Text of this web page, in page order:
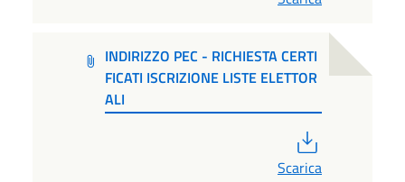
INDIRIZZO PEC - RICHIESTA CERTI
FICATI ISCRIZIONE LISTE ELETTOR
ALI
Scarica